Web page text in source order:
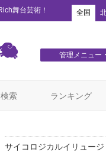
舞台芸術！ 全国
管理メニュー
検索 ランキング
サイコロジカルイリュー